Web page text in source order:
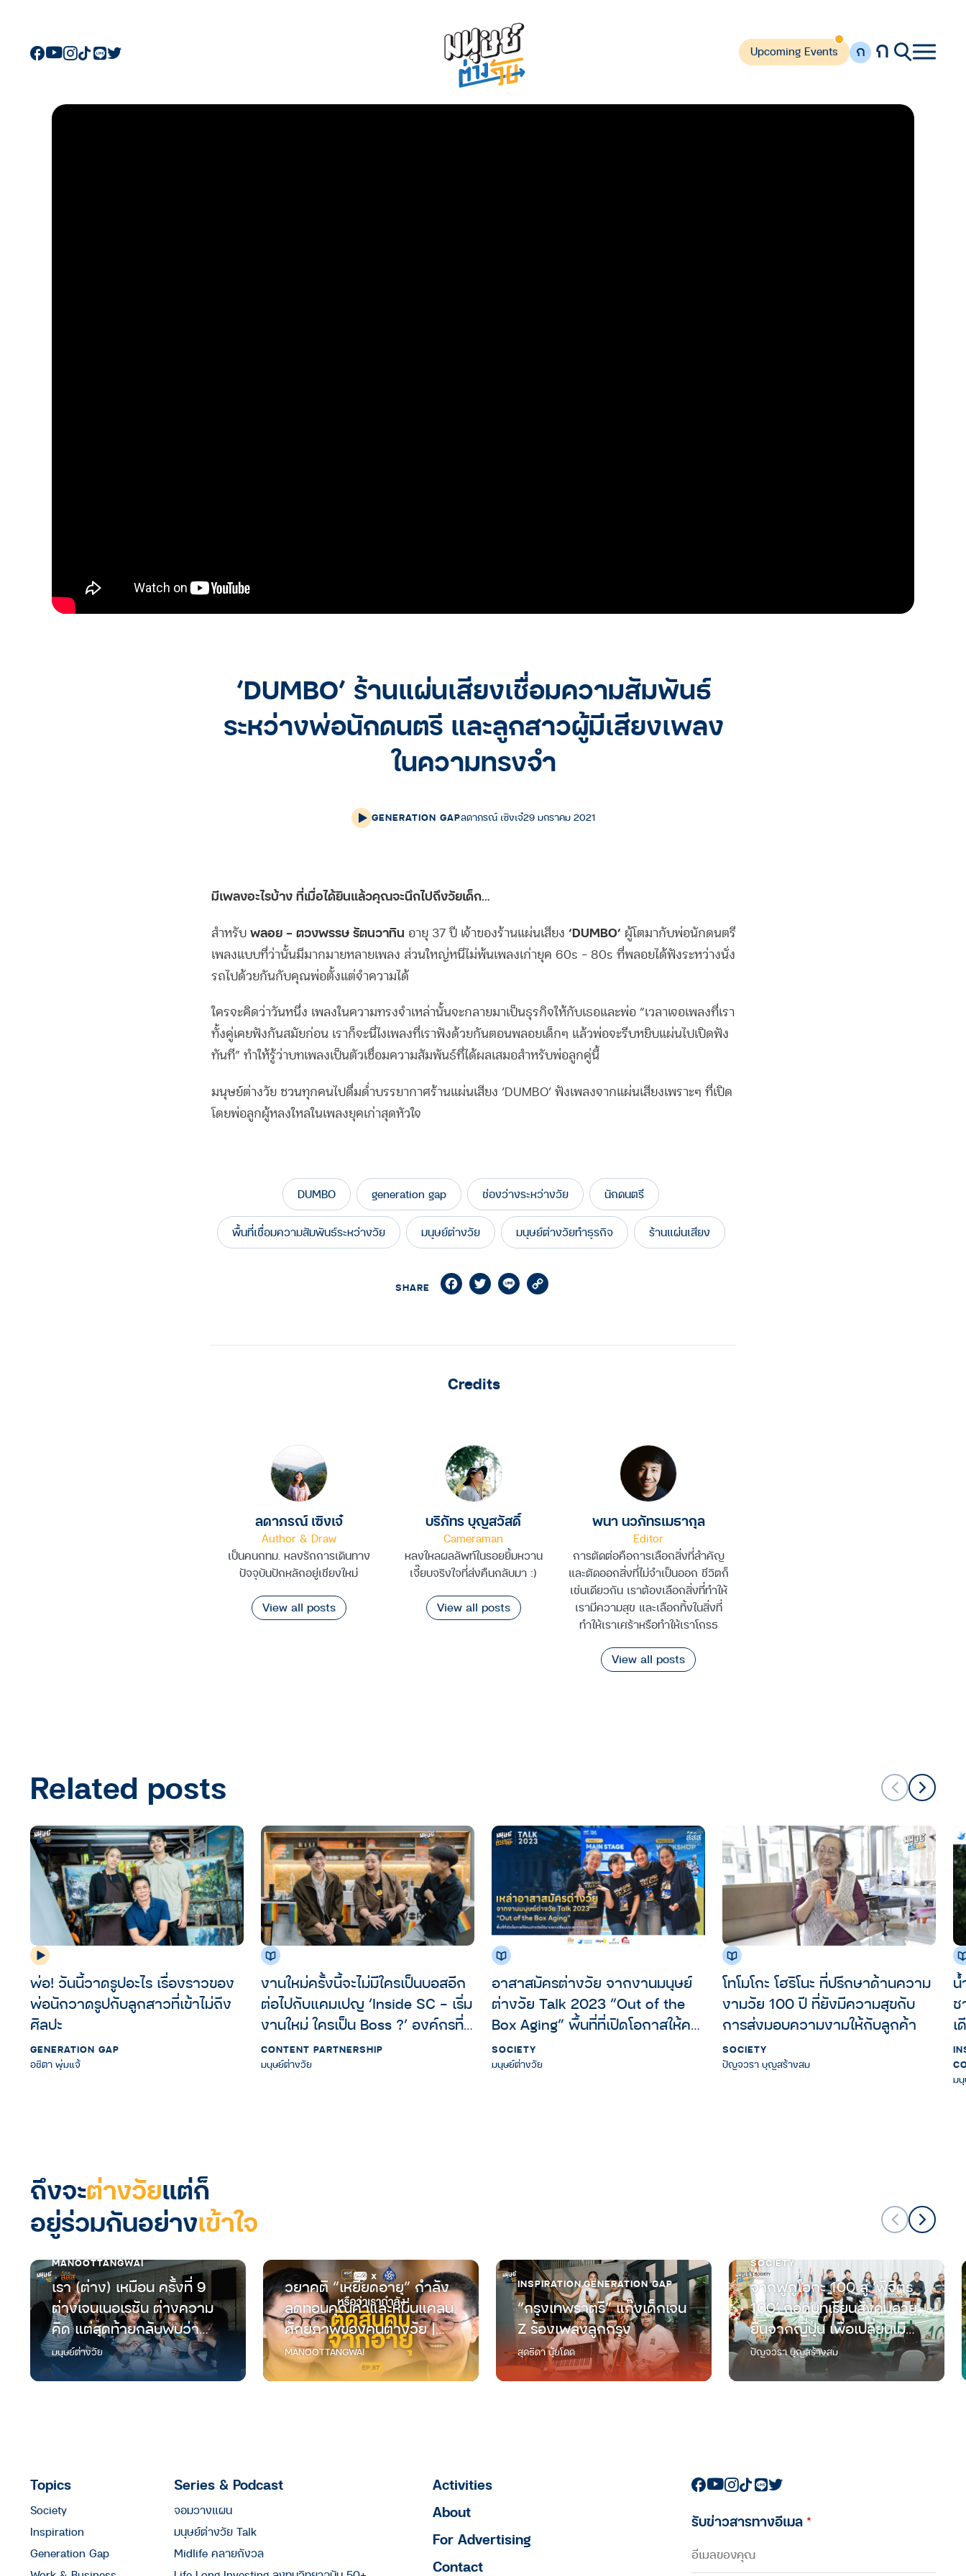
Upcoming Events ก ก
‘DUMBO’ ร้านแผ่นเสียงเชื่อมความสัมพันธ์
ระหว่างพ่อนักดนตรี และลูกสาวผู้มีเสียงเพลง
ในความทรงจำ
GENERATION GAPลดาภรณ์ เซิงเจ๋29 มกราคม 2021
มีเพลงอะไรบ้าง ที่เมื่อได้ยินแล้วคุณจะนึกไปถึงวัยเด็ก…
สำหรับ พลอย – ตวงพรรษ รัตนวาทิน อายุ 37 ปี เจ้าของร้านแผ่นเสียง ‘DUMBO’ ผู้โตมากับพ่อนักดนตรี
เพลงแบบที่ว่านั้นมีมากมายหลายเพลง ส่วนใหญ่หนีไม่พ้นเพลงเก่ายุค 60s – 80s ที่พลอยได้ฟังระหว่างนั่ง
รถไปด้วยกันกับคุณพ่อตั้งแต่จำความได้
ใครจะคิดว่าวันหนึ่ง เพลงในความทรงจำเหล่านั้นจะกลายมาเป็นธุรกิจให้กับเธอและพ่อ “เวลาเจอเพลงที่เรา
ทั้งคู่เคยฟังกันสมัยก่อน เราก็จะนี่ไงเพลงที่เราฟังด้วยกันตอนพลอยเด็กๆ แล้วพ่อจะรีบหยิบแผ่นไปเปิดฟัง
ทันที” ทำให้รู้ว่าบทเพลงเป็นตัวเชื่อมความสัมพันธ์ที่ได้ผลเสมอสำหรับพ่อลูกคู่นี้
มนุษย์ต่างวัย ชวนทุกคนไปดื่มด่ำบรรยากาศร้านแผ่นเสียง ‘DUMBO’ ฟังเพลงจากแผ่นเสียงเพราะๆ ที่เปิด
โดยพ่อลูกผู้หลงใหลในเพลงยุคเก่าสุดหัวใจ
DUMBO generation gap ช่องว่างระหว่างวัย นักดนตรี
พื้นที่เชื่อมความสัมพันธ์ระหว่างวัย มนุษย์ต่างวัย มนุษย์ต่างวัยทำธุรกิจ ร้านแผ่นเสียง
SHARE FacebookTwitterLine
Credits
ลดาภรณ์ เซิงเจ๋
Author & Draw
เป็นคนกทม. หลงรักการเดินทาง
ปัจจุบันปักหลักอยู่เชียงใหม่
View all posts
บริภัทร บุญสวัสดิ์
Cameraman
หลงใหลผลลัพท์ในรอยยิ้มหวาน
เจี๊ยบจริงใจที่ส่งคืนกลับมา :)
View all posts
พนา นวภัทรเมธากุล
Editor
การตัดต่อคือการเลือกสิ่งที่สำคัญ
และตัดออกสิ่งที่ไม่จำเป็นออก ชีวิตก็
เช่นเดียวกัน เราต้องเลือกสิ่งที่ทำให้
เรามีความสุข และเลือกทิ้งในสิ่งที่
ทำให้เราเศร้าหรือทำให้เราโกรธ
View all posts
Related posts
พ่อ! วันนี้วาดรูปอะไร เรื่องราวของ
พ่อนักวาดรูปกับลูกสาวที่เข้าไม่ถึง
ศิลปะ
GENERATION GAP
อชิตา พุ่มแจ้
งานใหม่ครั้งนี้จะไม่มีใครเป็นบอสอีก
ต่อไปกับแคมเปญ ‘Inside SC – เริ่ม
งานใหม่ ใครเป็น Boss ?’ องค์กรที่
เชื่อว่าพวกเราทุกคนคือทีมเดียวกัน
CONTENT PARTNERSHIP
มนุษย์ต่างวัย
อาสาสมัครต่างวัย จากงานมนุษย์
ต่างวัย Talk 2023 “Out of the
Box Aging” พื้นที่ที่เปิดโอกาสให้คน
ต่างวัยได้มาแลกเปลี่ยน
ประสบการณ์ร่วมกัน
SOCIETY
มนุษย์ต่างวัย
โทโมโกะ โฮริโนะ ที่ปรึกษาด้านความ
งามวัย 100 ปี ที่ยังมีความสุขกับ
การส่งมอบความงามให้กับลูกค้า
SOCIETY
ปัญจวรา บุญสร้างสม
ช
เ
ม
ถึงจะต่างวัยแต่ก็
อยู่ร่วมกันอย่างเข้าใจ
MANOOTTANGWAI
เรา (ต่าง) เหมือน ครั้งที่ 9
ต่างเจนเนอเรชัน ต่างความ
คิด แต่สุดท้ายกลับพบว่า
“เราเหมือนกัน”
มนุษย์ต่างวัย
วยาคติ “เหยียดอายุ” กำลัง
ลดทอนคุณค่าและหมิ่นแคลน
ศักยภาพของคนต่างวัย |
มนุษย์ต่างวัย Talk EP.87
MANOOTTANGWAI
INSPIRATION,GENERATION GAP
“กรุงเทพราตรี” แก๊งเด็กเจน
Z ร้องเพลงลูกกรุง
สุดธิดา นุ้ยโดด
SOCIETY
จากฟูกูโอกะ 100 สู่ ‘พิจิตร
100’ ถอดบทเรียนสังคมอายุ
ยืนจากญี่ปุ่น เพื่อเปลี่ยนเมือง
ทางผ่านที่มีแต่ผู้สูงวัย ให้เป็น
แลนด์มาร์กใหม่ของการใช้
ปัญจวรา บุญสร้างสม
Topics
Society
Inspiration
Generation Gap
Series & Podcast
จอมวางแผน
มนุษย์ต่างวัย Talk
Midlife คลายกังวล
Activities
About
For Advertising
Contact
รับข่าวสารทางอีเมล*